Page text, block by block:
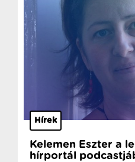
Hírek
Kelemen Eszter a
hírportál